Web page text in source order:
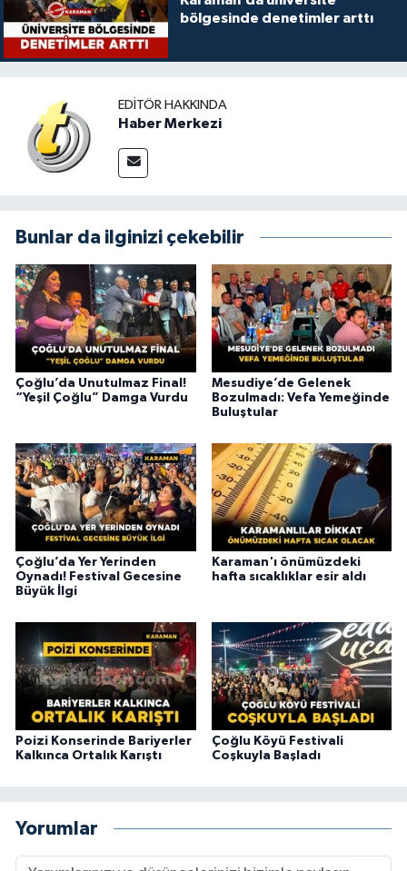
bölgesinde denetimler arttı
EDITÖR HAKKINDA
Haber Merkezi
Bunlar da ilginizi çekebilir
Çoğlu’da Unutulmaz Final!
“Yeşil Çoğlu” Damga Vurdu
Mesudiye’de Gelenek
Bozulmadı: Vefa Yemeğinde
Buluştular
Çoğlu’da Yer Yerinden
Oynadı! Festival Gecesine
Büyük İlgi
Karaman'ı önümüzdeki
hafta sıcaklıklar esir aldı
Poizi Konserinde Bariyerler
Kalkınca Ortalık Karıştı
Çoğlu Köyü Festivali
Coşkuyla Başladı
Yorumlar